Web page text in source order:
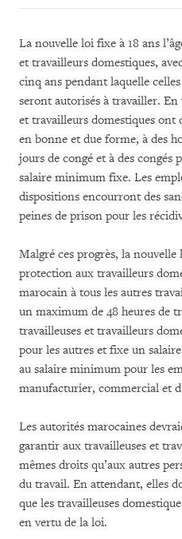
La nouvelle loi fixe à 18 ans
et travailleurs domestiques,
cinq ans pendant laquelle
seront autorisés à travailler.
et travailleurs domestiques ont
en bonne et due forme, à des
jours de congé et à des congés
salaire minimum fixe. Les
dispositions encourront des
peines de prison pour les
Malgré ces progrès, la
protection aux travailleurs
marocain à tous les autres
un maximum de 48 heures de
travailleuses et travailleurs
pour les autres et fixe un
au salaire minimum pour les
manufacturier, commercial et
Les autorités marocaines
garantir aux travailleuses et
mêmes droits qu’aux autres
du travail. En attendant, elles
que les travailleuses
en vertu de la loi.